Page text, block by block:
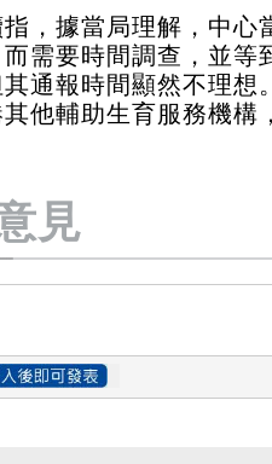
，據當局理解，中心
需要時間調查，並等
通報時間顯然不理想
他輔助生育服務機構
見